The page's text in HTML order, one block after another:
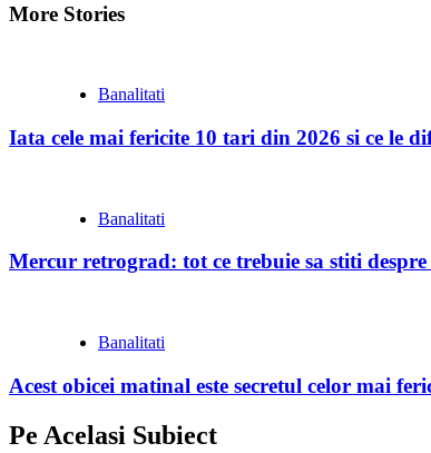
More Stories
Banalitati
Iata cele mai fericite 10 tari din 2026 si ce le
Banalitati
Mercur retrograd: tot ce trebuie sa stiti
Banalitati
Acest obicei matinal este secretul celor mai
Pe Acelasi Subiect